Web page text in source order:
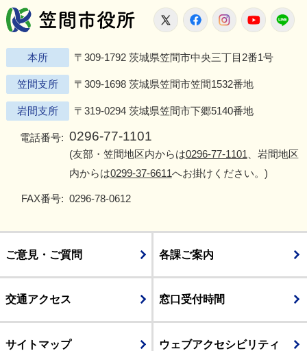
笠間市役所
X FacebookInstagram
本所 〒309-1792 茨城県笠間市中央三丁目2番1号
笠間支所 〒309-1698 茨城県笠間市笠間1532番地
岩間支所 〒319-0294 茨城県笠間市下郷5140番地
電話番号: 0296-77-1101
(友部・笠間地区内からは0296-77-1101 、岩間地区
内からは0299-37-6611へお掛けください。)
FAX番号: 0296-78-0612
ご意見・ご質問 各課ご案内
交通アクセス 窓口受付時間
サイトマップ ウェブアクセシビリティ